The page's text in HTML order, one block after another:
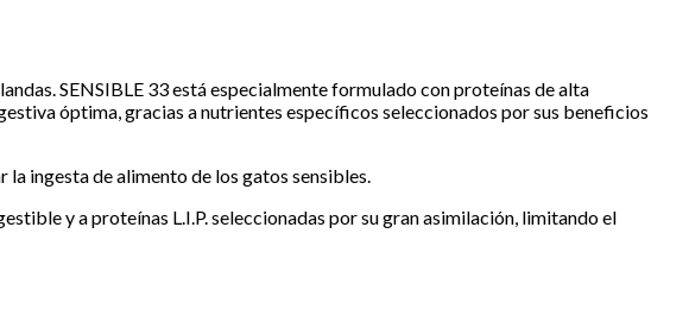
SENSIBLE 33 está especialmente formulado con proteínas de alta
óptima, gracias a nutrientes específicos seleccionados por sus beneficios
ingesta de alimento de los gatos sensibles.
y a proteínas L.I.P. seleccionadas por su gran asimilación, limitando el